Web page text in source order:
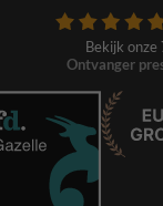
Bekijk onze
Ontvanger